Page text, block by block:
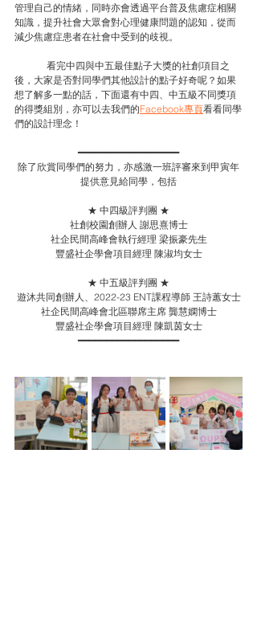
管理自己的情緒，同時亦會透過平台普及焦慮症相關
知識，提升社會大眾會對心理健康問題的認知，從而
減少焦慮症患者在社會中受到的歧視。
後，大家是否對同學們其他設計的點子好奇呢？如果
想了解多一點的話，下面還有中四、中五級不同獎項
的得獎組別，亦可以去我們的Facebook專頁看看同學
們的設計理念！
━━━━━━━━━━━━━━━━━━
除了欣賞同學們的努力，亦感激一班評審來到甲寅年
提供意見給同學，包括
★ 中四級評判團 ★
社創校園創辦人 謝思熹博士
社企民間高峰會執行經理 梁振豪先生
豐盛社企學會項目經理 陳淑均女士
★ 中五級評判團 ★
遊沐共同創辦人、2022-23 ENT課程導師 王詩蕙女士
社企民間高峰會北區聯席主席 龔慧嫻博士
豐盛社企學會項目經理 陳凱茵女士
━━━━━━━━━━━━━━━━━━